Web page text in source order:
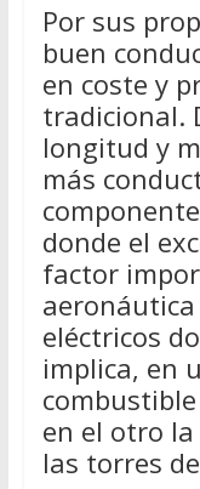
Por sus
buen
en coste y
tradicional.
longitud y
más
donde el
factor
eléctricos
implica, en
en el otro
las torres